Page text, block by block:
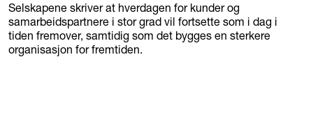
Selskapene skriver at hverdagen for kunder og
samarbeidspartnere i stor grad vil fortsette som i dag i
tiden fremover, samtidig som det bygges en sterkere
organisasjon for fremtiden.